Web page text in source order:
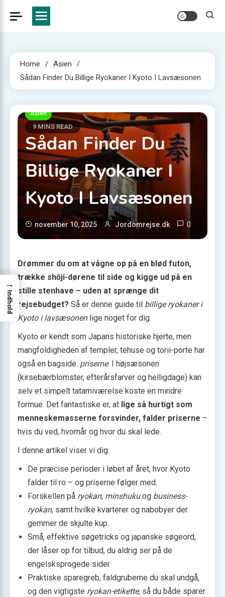
Home
Asien
Sådan Finder Du Billige Ryokaner I Kyoto I Lavsæsonen
9 MINS READ
Asien
Sådan Finder Du
Billige Ryokaner I
Kyoto I Lavsæsonen
november 10, 2025 Jordomrejse.dk 0
Drømmer du om at vågne op på en blød futon,
trække shōji-dørene til side og kigge ud på en
stille stenhave – uden at sprænge dit
rejsebudget? Så er denne guide til billige ryokaner i
Kyoto i lavsæsonenlige noget for dig.
Kyoto er kendt som Japans historiske hjerte, men
mangfoldigheden af templer, tehuse og torii-porte har
også en bagside: priserne. I højsæsonen
(kirsebærblomster, efterårsfarver og helligdage) kan
selv et simpelt tatamiværelse koste en mindre
formue. Det fantastiske er, at lige så hurtigt som
menneskemasserne forsvinder, falder priserne –
hvis du ved, hvornår og hvor du skal lede.
I denne artikel viser vi dig:
De præcise perioder i løbet af året, hvor Kyoto
falder til ro – og priserne følger med.
Forskellen på ryokan, minshukuog business-
ryokan, samt hvilke kvarterer og nabobyer der
gemmer de skjulte kup.
Små, effektive søgetricks og japanske søgeord,
der låser op for tilbud, du aldrig ser på de
engelsksprogede sider.
Praktiske sparegreb, faldgruberne du skal undgå,
og den vigtigste ryokan-etikette, så du både sparer
→
Indhold